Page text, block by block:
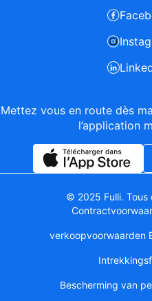
Mettez vous en route dès
l’application
© 2025 Fulli. Tous
verkoopvoorwaarden
Bescherming van